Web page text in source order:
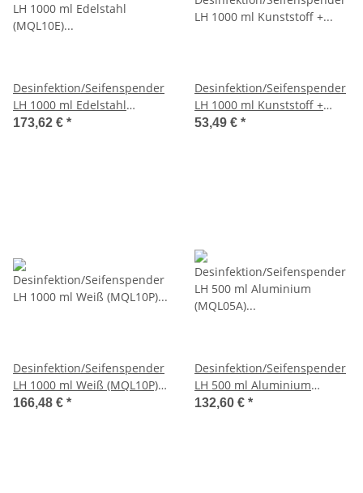
Desinfektion/Seifenspender
LH 1000 ml Edelstahl
(MQL10E) (MediQo-line)
173,62 € *
Desinfektion/Seifenspender
LH 1000 ml Kunststoff +
Tropfschale (MQL10K)
53,49 € *
Desinfektion/Seifenspender
LH 1000 ml Weiß (MQL10P)
(MediQo-line)
166,48 € *
Desinfektion/Seifenspender
LH 500 ml Aluminium
(MQL05A) (MediQo-line)
132,60 € *